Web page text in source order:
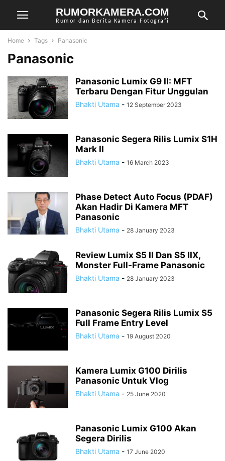
RUMORKAMERA.COM
Rumor dan Berita Kamera Fotografi
Home Tags Panasonic
Panasonic
Panasonic Lumix G9 II: MFT
Terbaru Dengan Fitur Unggulan
Bhakti Utama - 12 September 2023
Panasonic Segera Rilis Lumix S1H
Mark II
Bhakti Utama - 16 March 2023
Phase Detect Auto Focus (PDAF)
Akan Hadir Di Kamera MFT
Panasonic
Bhakti Utama - 28 January 2023
Review Lumix S5 II Dan S5 IIX,
Monster Full-Frame Panasonic
Bhakti Utama - 28 January 2023
Panasonic Segera Rilis Lumix S5
Full Frame Entry Level
Bhakti Utama - 19 August 2020
Kamera Lumix G100 Dirilis
Panasonic Untuk Vlog
Bhakti Utama - 25 June 2020
Panasonic Lumix G100 Akan
Segera Dirilis
Bhakti Utama - 17 June 2020